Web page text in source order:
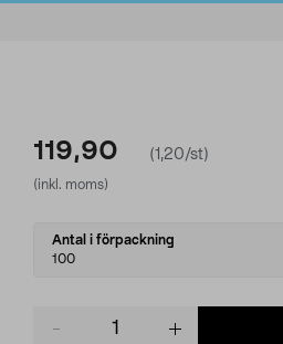
119,90 (1,20/st)
(inkl. moms)
Select
variant
Antal i förpackning
100